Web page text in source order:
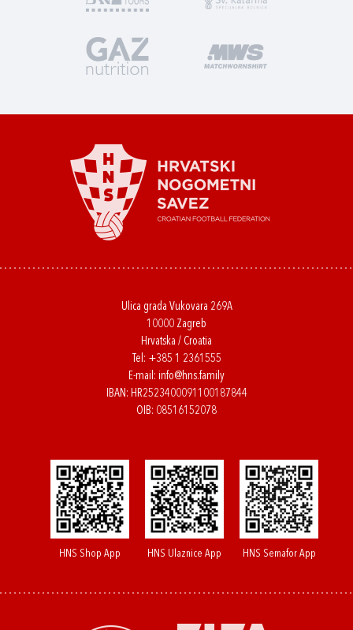
Ulica grada Vukovara 269A
10000 Zagreb
Hrvatska / Croatia
Tel: +385 1 2361555
E-mail: info@hns.family
IBAN: HR2523400091100187844
OIB: 08516152078
HNS Shop App HNS Ulaznice App HNS Semafor App